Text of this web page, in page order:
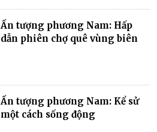
Ấn tượng phương Nam: Hấp
dẫn phiên chợ quê vùng biên
Ấn tượng phương Nam: Kể sử
một cách sống động